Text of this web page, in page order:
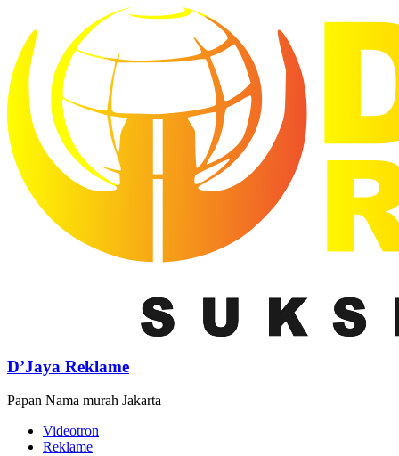
D’Jaya Reklame
Papan Nama murah Jakarta
Videotron
Reklame